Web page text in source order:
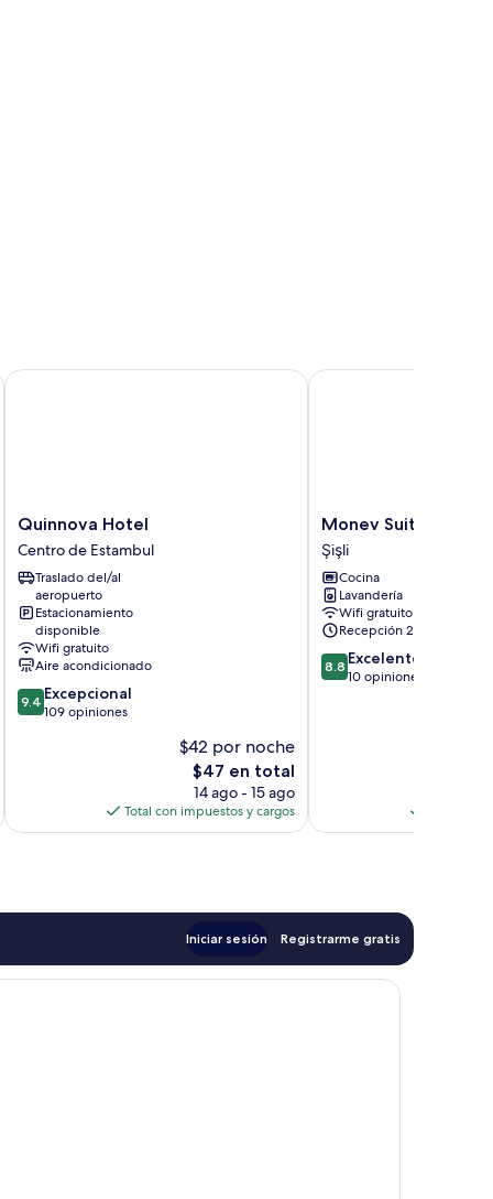
cama grande, un baño con cabina de ducha de vidrio y una pared de
Quinnova
Hotel
Centro
de
Estambul
Quinnova Hotel
Centro de Estambul
Traslado del/al
aeropuerto
Estacionamiento
disponible
Wifi gratuito
Aire acondicionado
9.4
de
9.4 Excepcional
109 opiniones
$42 por noche
El
precio
actual
es
$47 en total
14 ago - 15 ago
Total con impuestos y cargos
Quinnova Hotel
Monev
Suites
Şişli
Monev Suites
Şişli
Cocina
Lavandería
Wifi gratuito
Recepción 24/7
8.8
de
8.8 Excelente
10 opiniones
Monev Suites
Iniciar sesión Registrarme gratis